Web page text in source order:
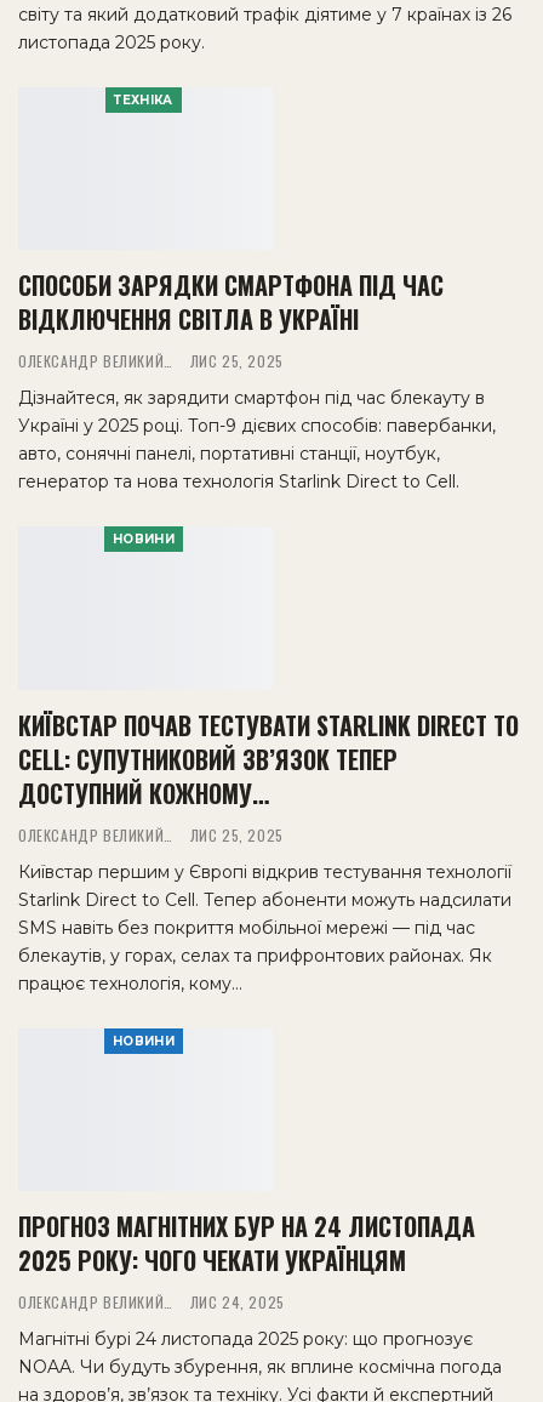
світу та який додатковий трафік діятиме у 7 країнах із 26
листопада 2025 року.
ТЕХНІКА
СПОСОБИ ЗАРЯДКИ СМАРТФОНА ПІД ЧАС
ВІДКЛЮЧЕННЯ СВІТЛА В УКРАЇНІ
ЛИС 25, 2025
Дізнайтеся, як зарядити смартфон під час блекауту в
Україні у 2025 році. Топ-9 дієвих способів: павербанки,
авто, сонячні панелі, портативні станції, ноутбук,
генератор та нова технологія Starlink Direct to Cell.
НОВИНИ
КИЇВСТАР ПОЧАВ ТЕСТУВАТИ STARLINK DIRECT TO
CELL: СУПУТНИКОВИЙ ЗВ’ЯЗОК ТЕПЕР
ДОСТУПНИЙ КОЖНОМУ…
ЛИС 25, 2025
Київстар першим у Європі відкрив тестування технології
Starlink Direct to Cell. Тепер абоненти можуть надсилати
SMS навіть без покриття мобільної мережі — під час
блекаутів, у горах, селах та прифронтових районах. Як
працює технологія, кому…
НОВИНИ
ПРОГНОЗ МАГНІТНИХ БУР НА 24 ЛИСТОПАДА
2025 РОКУ: ЧОГО ЧЕКАТИ УКРАЇНЦЯМ
ЛИС 24, 2025
Магнітні бурі 24 листопада 2025 року: що прогнозує
NOAA. Чи будуть збурення, як вплине космічна погода
на здоров’я, зв’язок та техніку. Усі факти й експертний